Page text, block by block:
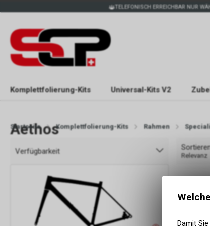
TELEFONISCH ERREICHBAR NUR
Komplettfolierung-Kits Universal-Kits V2
Startseite Komplettfolierung-Kits Rahmen
Aethos
Verfügbarkeit Relevanz
Damit